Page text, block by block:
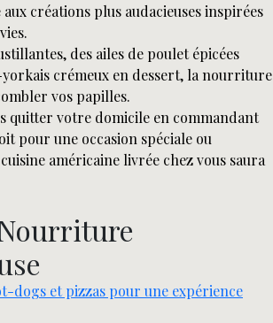
créations plus audacieuses inspirées
des ailes de poulet épicées
yorkais crémeux en dessert, la nourriture
vos papilles.
quitter votre domicile en commandant
pour une occasion spéciale ou
américaine livrée chez vous saura
dogs et pizzas pour une expérience